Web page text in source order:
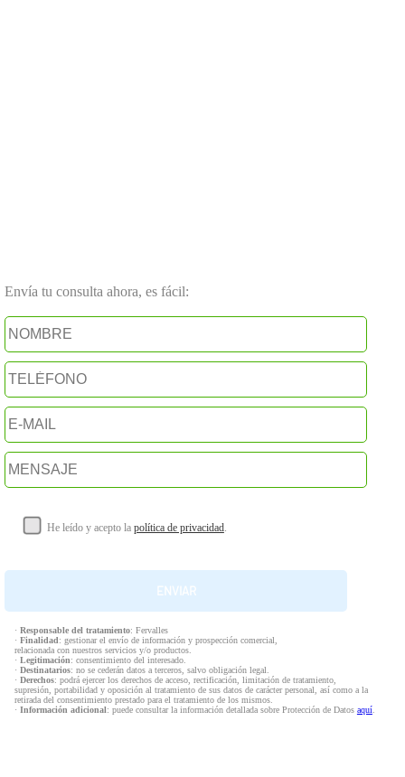
Envía tu consulta ahora, es fácil:
He leído y acepto la política de privacidad.
· Responsable del tratamiento: Fervalles
· Finalidad: gestionar el envío de información y prospección comercial,
relacionada con nuestros servicios y/o productos.
· Legitimación: consentimiento del interesado.
· Destinatarios: no se cederán datos a terceros, salvo obligación legal.
· Derechos: podrá ejercer los derechos de acceso, rectificación, limitación de tratamiento,
supresión, portabilidad y oposición al tratamiento de sus datos de carácter personal, así como a la
retirada del consentimiento prestado para el tratamiento de los mismos.
· Información adicional: puede consultar la información detallada sobre Protección de Datos aquí.